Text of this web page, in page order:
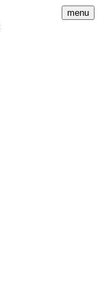
menu